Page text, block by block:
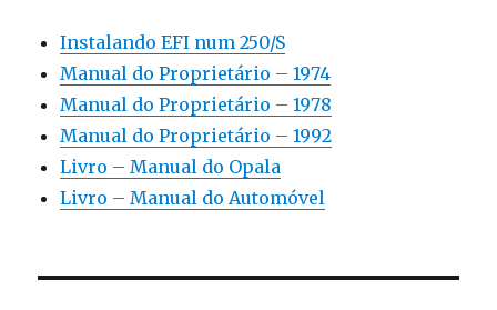
Instalando EFI num 250/S
Manual do Proprietário – 1974
Manual do Proprietário – 1978
Manual do Proprietário – 1992
Livro – Manual do Opala
Livro – Manual do Automóvel